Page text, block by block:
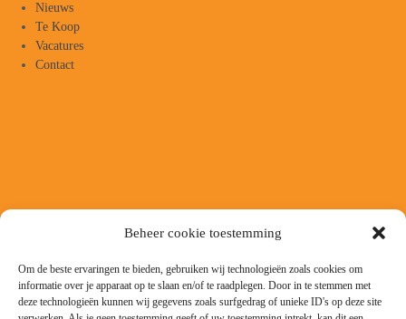
Beheer cookie toestemming
Om de beste ervaringen te bieden, gebruiken wij technologieën zoals cookies om
informatie over je apparaat op te slaan en/of te raadplegen. Door in te stemmen met
deze technologieën kunnen wij gegevens zoals surfgedrag of unieke ID's op deze site
Nieuws
Te Koop
Vacatures
Contact